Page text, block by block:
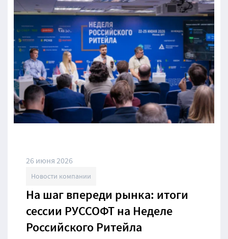
26 июня 2026
Новости компании
На шаг впереди рынка: итоги
сессии РУССОФТ на Неделе
Российского Ритейла